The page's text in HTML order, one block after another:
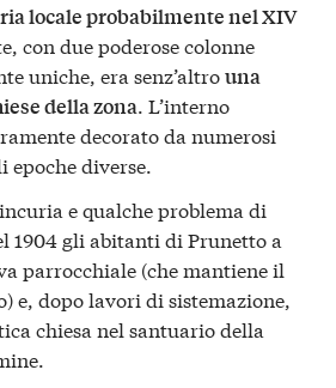
locale probabilmente nel XIV
con due poderose colonne
uniche, era senz’altrouna
della zona . L’interno
decorato da numerosi
diverse.
e qualche problema di
1904 gli abitanti di Prunetto a
parrocchiale (che mantiene il
e, dopo lavori di sistemazione,
chiesa nel santuario della